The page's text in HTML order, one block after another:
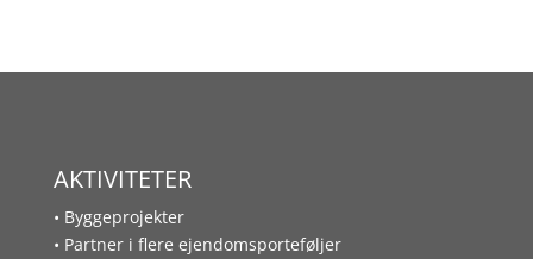
AKTIVITETER
• Byggeprojekter
• Partner i flere ejendomsporteføljer